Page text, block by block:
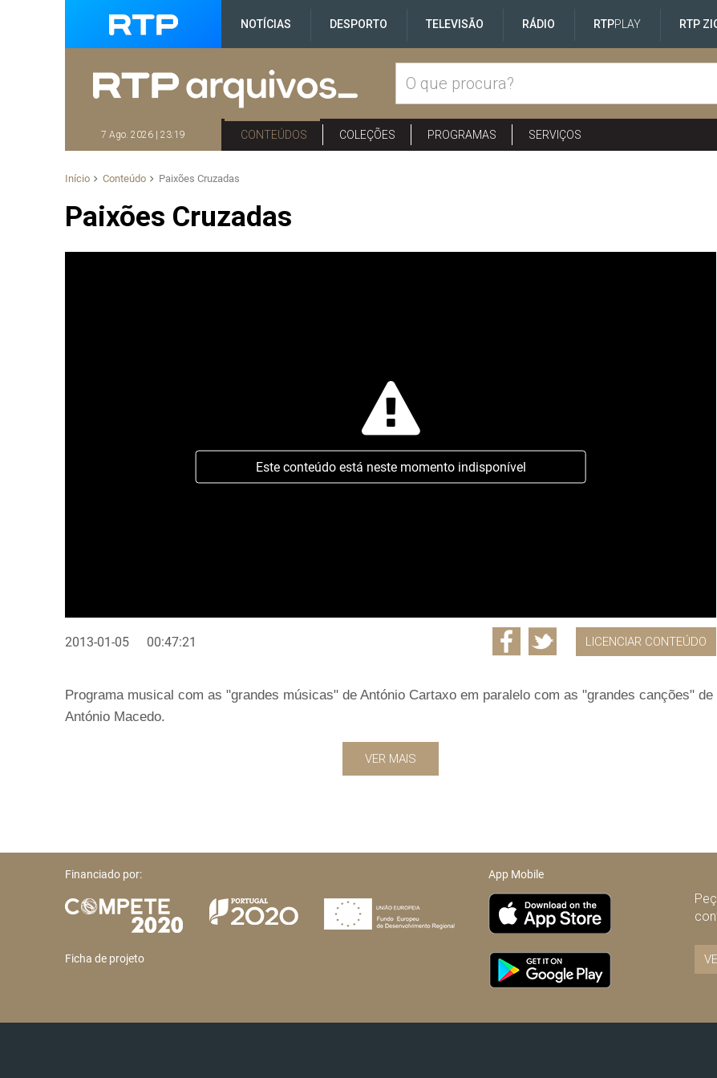
NOTÍCIAS DESPORTO TELEVISÃO RÁDIO RTPPLAY RTP
7 Ago. 2026 | 23:19 CONTEÚDOS COLEÇÕES PROGRAMAS SERVIÇOS
Início Conteúdo Paixões Cruzadas
Paixões Cruzadas
Este conteúdo está neste momento indisponível
2013-01-05 00:47:21 LICENCIAR CONTEÚDO
Programa musical com as "grandes músicas" de António Cartaxo em paralelo com as "grandes canções" de
António Macedo.
VER MAIS
Financiado por:
Ficha de projeto
App Mobile